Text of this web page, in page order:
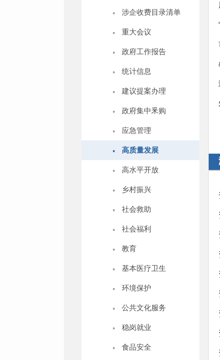
· 涉企收费目录清单
· 重大会议
· 政府工作报告
· 统计信息
· 建议提案办理
· 政府集中釆购
· 应急管理
· 高质量发展
· 高水平开放
· 乡村振兴
· 社会救助
· 社会福利
· 教育
· 基本医疗卫生
· 环境保护
· 公共文化服务
· 稳岗就业
· 食品安全